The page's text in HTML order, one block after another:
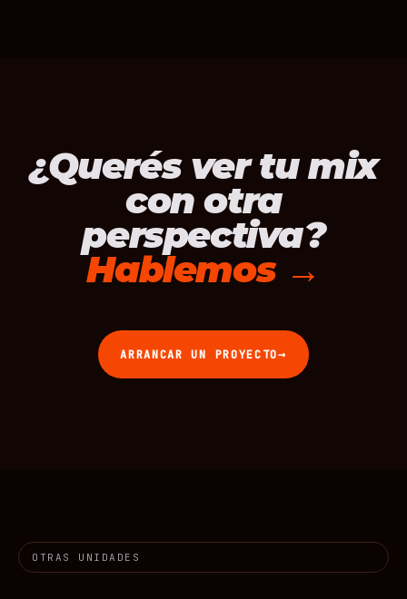
¿Querés ver tu mix
con otra
perspectiva?
Hablemos →
ARRANCAR UN PROYECTO→
OTRAS UNIDADES